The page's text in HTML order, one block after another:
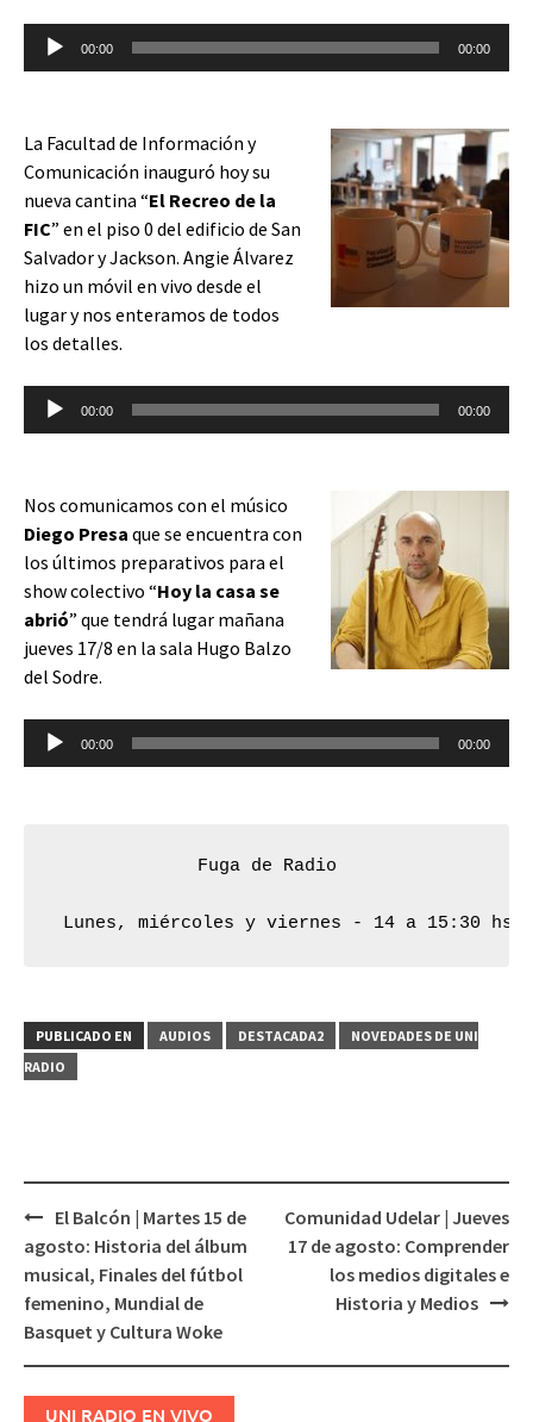
Reproductor
00:00 00:00
La Facultad de Información y
Comunicación inauguró hoy su
nueva cantina “El Recreo de la
FIC” en el piso 0 del edificio de San
Salvador y Jackson. Angie Álvarez
hizo un móvil en vivo desde el
lugar y nos enteramos de todos
los detalles.
Reproductor
00:00 00:00
Nos comunicamos con el músico
Diego Presa que se encuentra con
los últimos preparativos para el
show colectivo “Hoy la casa se
abrió” que tendrá lugar mañana
jueves 17/8 en la sala Hugo Balzo
del Sodre.
Reproductor
00:00 00:00
Fuga de Radio
Lunes, miércoles y viernes - 14 a 15:30 hs
PUBLICADO EN AUDIOS DESTACADA2
NOVEDADES DE UNI
RADIO
Navegación
de
entradas
El Balcón | Martes 15 de
agosto: Historia del álbum
musical, Finales del fútbol
femenino, Mundial de
Basquet y Cultura Woke
Comunidad Udelar | Jueves
17 de agosto: Comprender
los medios digitales e
Historia y Medios
UNI RADIO EN VIVO